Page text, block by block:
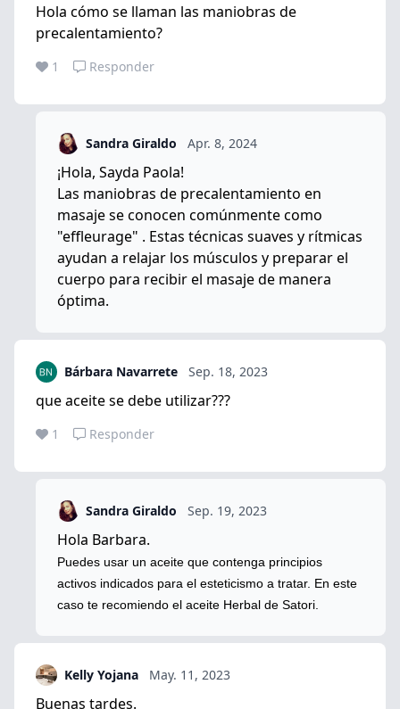
Hola cómo se llaman las maniobras de
precalentamiento?
1 Responder
Sandra Giraldo Apr. 8, 2024
¡Hola, Sayda Paola!
Las maniobras de precalentamiento en
masaje se conocen comúnmente como
"effleurage" . Estas técnicas suaves y rítmicas
ayudan a relajar los músculos y preparar el
cuerpo para recibir el masaje de manera
óptima.
Bárbara Navarrete Sep. 18, 2023
que aceite se debe utilizar???
1 Responder
Sandra Giraldo Sep. 19, 2023
Hola Barbara.
Puedes usar un aceite que contenga principios
activos indicados para el esteticismo a tratar. En este
caso te recomiendo el aceite Herbal de Satori.
Kelly Yojana May. 11, 2023
Buenas tardes.